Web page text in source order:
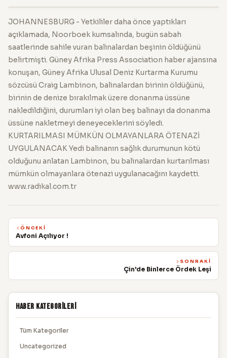
JOHANNESBURG - Yetkililer daha önce yaptıkları
açıklamada, Noorboek kumsalında, bugün sabah
saatlerinde sahile vuran balinalardan beşinin öldüğünü
belirtmişti. Güney Afrika Press Association haber ajansına
konuşan, Güney Afrika Ulusal Deniz Kurtarma Kurumu
sözcüsü Craig Lambinon, balinalardan birinin öldüğünü,
birinin de denize bırakılmak üzere donanma üssüne
nakledildiğini, durumları iyi olan beş balinayı da donanma
üssüne nakletmeyi deneyeceklerini söyledi.
KURTARILMASI MÜMKÜN OLMAYANLARA ÖTENAZİ
UYGULANACAK Yedi balinanın sağlık durumunun kötü
olduğunu anlatan Lambinon, bu balinalardan kurtarılması
mümkün olmayanlara ötenazi uygulanacağını kaydetti.
www.radikal.com.tr
ÖNCEKI
Avfoni Açılıyor !
SONRAKI
Çin'de Binlerce Ördek Leşi
Haber Kategorileri
Tüm Kategoriler
Uncategorized